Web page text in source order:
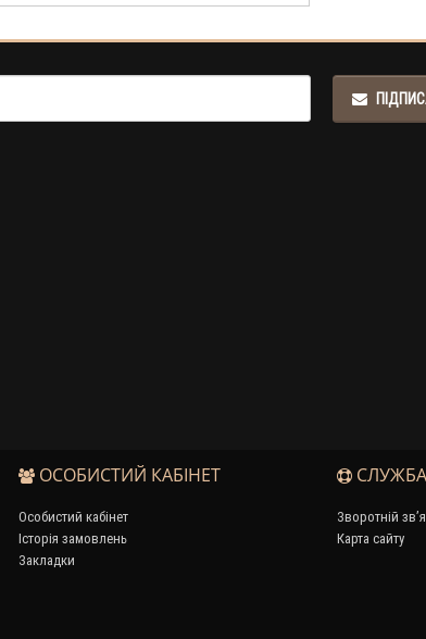
ОСОБИСТИЙ КАБІНЕТ
Особистий кабінет
Історія замовлень
Закладки
Зворотній
Карта сайту